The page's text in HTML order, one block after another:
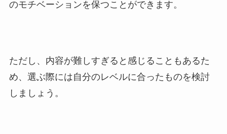
のモチベーションを保つことができます。
ただし、内容が難しすぎると感じることもあるた
め、選ぶ際には自分のレベルに合ったものを検討
しましょう。